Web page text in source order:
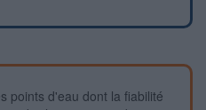
points d'eau dont la fiabilité